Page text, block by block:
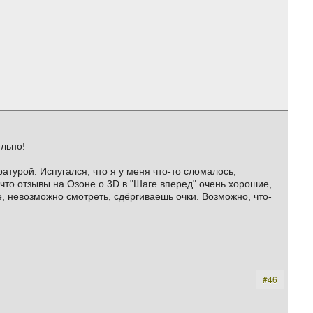
Испугался, что я у меня что-то сломалось,
отзывы на Озоне о 3D в "Шаге вперед" очень хорошие,
смотреть, сдёргиваешь очки. Возможно, что-
#46